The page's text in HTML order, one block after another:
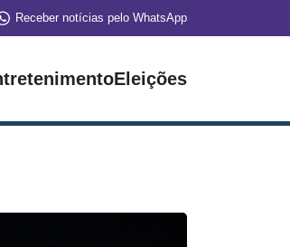
Receber notícias pelo WhatsApp
Eleições